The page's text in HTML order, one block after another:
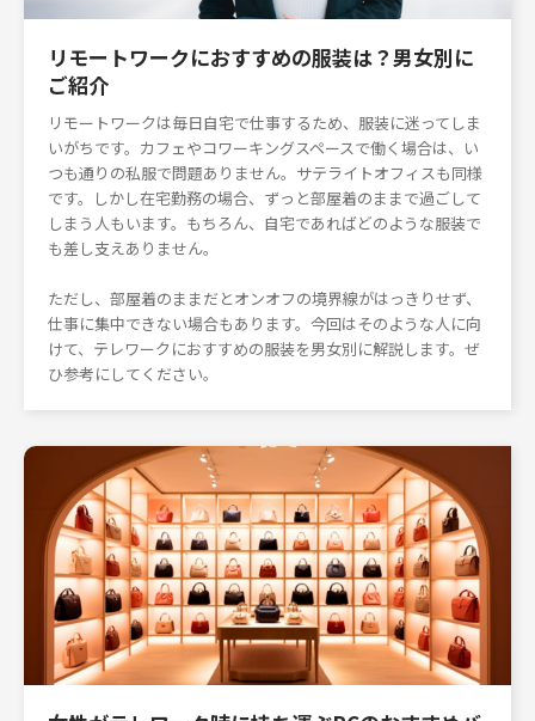
リモートワークにおすすめの服装は？男女別に
ご紹介
リモートワークは毎日自宅で仕事するため、服装に迷ってしま
いがちです。カフェやコワーキングスペースで働く場合は、い
つも通りの私服で問題ありません。サテライトオフィスも同様
です。しかし在宅勤務の場合、ずっと部屋着のままで過ごして
しまう人もいます。もちろん、自宅であればどのような服装で
も差し支えありません。
ただし、部屋着のままだとオンオフの境界線がはっきりせず、
仕事に集中できない場合もあります。今回はそのような人に向
けて、テレワークにおすすめの服装を男女別に解説します。ぜ
ひ参考にしてください。